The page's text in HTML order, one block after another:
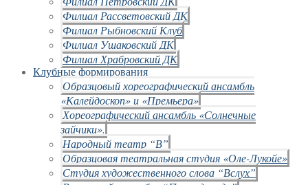
Филиал Рассветовский ДК
Филиал Рыбновский Клуб
Филиал Ушаковский ДК
Филиал Храбровский ДК
Клубные формирования
Образцовый хореографический ансамбль
«Калейдоскоп» и «Премьера»
Хореографический ансамбль «Солнечные
зайчики».
Народный театр “В”
Образцовая театральная студия «Оле-Лукойе»
Студия художественного слова “Вслух”